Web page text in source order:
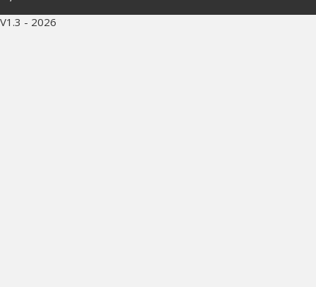
V1.3 - 2026